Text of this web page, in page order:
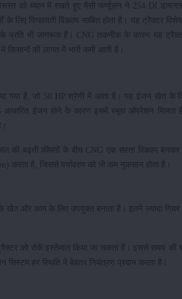
को ध्यान में रखते हुए मैसी फर्ग्यूसन ने 254 DI
के लिए किफायती विकल्प साबित होता है। यह ट्रैक्टर
के प्रति भी जागरूक हैं। CNG तकनीक के कारण यह
की लागत में भारी कमी आती है।
गया है, जो 50 HP श्रेणी में आता है। यह इंजन खेत के
आधारित इंजन होने के कारण इसमें स्मूथ ऑपरेशन
की बढ़ती कीमतों के बीच CNG एक सस्ता विकल्प बनकर
है, जिससे पर्यावरण को भी कम नुकसान होता है।
और काम के लिए उपयुक्त बनाता है। इतने ज्यादा गियर
को रोकें इस्तेमाल किया जा सकता है। इससे समय की
सिस्टम हर स्थिति में बेहतर नियंत्रण प्रदान करता है।